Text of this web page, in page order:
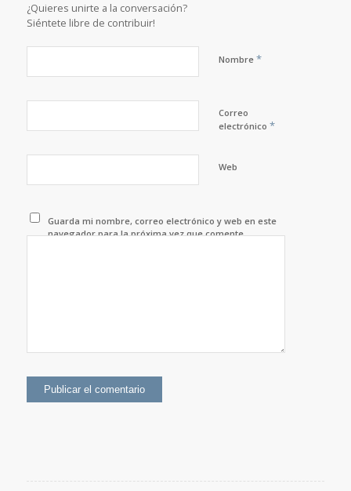
¿Quieres unirte a la conversación?
Siéntete libre de contribuir!
Nombre *
Correo
electrónico *
Web
Guarda mi nombre, correo electrónico y web en este
navegador para la próxima vez que comente.